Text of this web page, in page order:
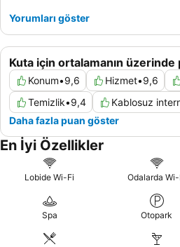
Kuta için ortalamanın üzerinde
Konum•9,6 Hizmet•9,6
Temizlik•9,4 Kablosuz
Daha fazla puan göster
Yorumları göster
En İyi Özellikler
Lobide Wi-Fi Odalarda Wi-
Spa Otopark